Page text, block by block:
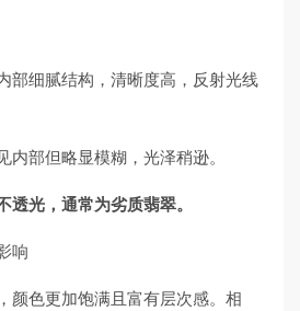
部细腻结构，清晰度高，反射光线
内部但略显模糊，光泽稍逊。
透光，通常为劣质翡翠。
响
颜色更加饱满且富有层次感。相